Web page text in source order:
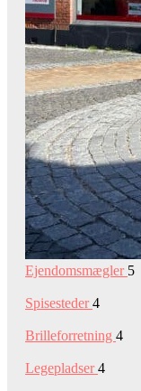
Ejendomsmægler 5
Spisesteder4
Brilleforretning 4
Legepladser4